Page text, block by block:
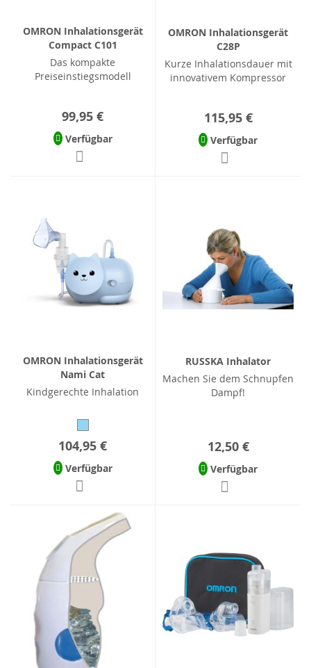
OMRON Inhalationsgerät
Compact C101
Das kompakte
Preiseinstiegsmodell
99,95 €
Verfügbar
OMRON Inhalationsgerät
C28P
Kurze Inhalationsdauer mit
innovativem Kompressor
115,95 €
Verfügbar
OMRON Inhalationsgerät
Nami Cat
Kindgerechte Inhalation
104,95 €
Verfügbar
RUSSKA Inhalator
Machen Sie dem Schnupfen
Dampf!
12,50 €
Verfügbar